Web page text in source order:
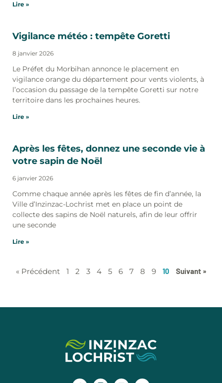
Lire »
Vigilance météo : tempête Goretti
8 janvier 2026
Le Préfet du Morbihan annonce le placement en
vigilance orange du département pour vents violents, à
l’occasion du passage de la tempête Goretti sur notre
territoire dans les prochaines heures.
Lire »
Après les fêtes, donnez une seconde vie à
votre sapin de Noël
6 janvier 2026
Comme chaque année après les fêtes de fin d’année, la
Ville d’Inzinzac-Lochrist met en place un point de
collecte des sapins de Noël naturels, afin de leur offrir
une seconde
Lire »
« Précédent 1 2 3 4 5 6 7 8 9 10 Suivant »